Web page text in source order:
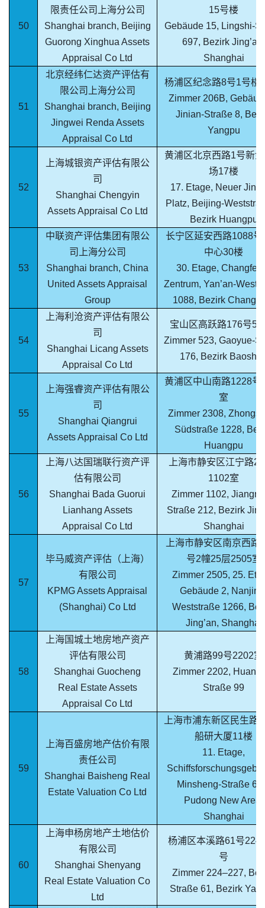
50
限责任公司上海分公司
Shanghai branch, Beijing
Guorong Xinghua Assets
Appraisal Co Ltd
15号楼
Gebäude 15, Lingshi-
697, Bezirk Jing’an,
Shanghai
51
北京经纬仁达资产评估有
限公司上海分公司
Shanghai branch, Beijing
Jingwei Renda Assets
Appraisal Co Ltd
杨浦区纪念路8号1号楼
Zimmer 206B,
Jinian-Straße 8,
Yangpu
52
上海城银资产评估有限公
司
Shanghai Chengyin
Assets Appraisal Co Ltd
黄浦区北京西路1号新
场17楼
17. Etage, Neuer
Platz, Beijing-
Bezirk Huangpu
53
中联资产评估集团有限公
司上海分公司
Shanghai branch, China
United Assets Appraisal
Group
长宁区延安西路1088号
中心30楼
30. Etage,
Zentrum, Yan’an-
1088, Bezirk
54
上海利沧资产评估有限公
司
Shanghai Licang Assets
Appraisal Co Ltd
宝山区高跃路176号
Zimmer 523, Gaoyue-
176, Bezirk
55
上海强睿资产评估有限公
司
Shanghai Qiangrui
Assets Appraisal Co Ltd
黄浦区中山南路1228号
室
Zimmer 2308,
Südstraße 1228,
Huangpu
56
上海八达国瑞联行资产评
估有限公司
Shanghai Bada Guorui
Lianhang Assets
Appraisal Co Ltd
上海市静安区江宁路
1102室
Zimmer 1102,
Straße 212, Bezirk
Shanghai
57
毕马威资产评估（上海）
有限公司
KPMG Assets Appraisal
(Shanghai) Co Ltd
上海市静安区南京西路
号2幢25层2505室
Zimmer 2505, 25.
Gebäude 2,
Weststraße 1266,
Jing’an, Shanghai
58
上海国城土地房地产资产
评估有限公司
Shanghai Guocheng
Real Estate Assets
Appraisal Co Ltd
黄浦路99号2202室
Zimmer 2202,
Straße 99
59
上海百盛房地产估价有限
责任公司
Shanghai Baisheng Real
Estate Valuation Co Ltd
上海市浦东新区民生路
船研大厦11楼
11. Etage,
Minsheng-Straße
Pudong New Area,
Shanghai
60
上海申杨房地产土地估价
有限公司
Shanghai Shenyang
Real Estate Valuation Co
Ltd
杨浦区本溪路61号
号
Zimmer 224–227,
Straße 61, Bezirk